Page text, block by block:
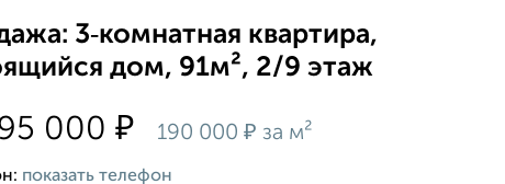
3‑комнатная квартира,
дом, 91м², 2/9 этаж
000₽ 190 000₽ за м²
показать телефон